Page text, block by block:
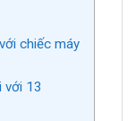
chiếc máy
với 13